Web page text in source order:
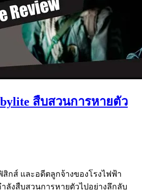
สืบสวนการหายตัว
สิกส์ และอดีตลูกจ้างของโรงไฟฟ้า
ลังสืบสวนการหายตัวไปอย่างลึกลับ